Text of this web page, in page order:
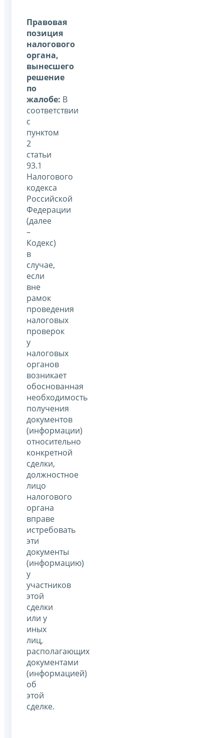
Правовая
позиция
налогового
органа,
вынесшего
решение
по
жалобе: В
соответствии
с
пунктом
2
статьи
93.1
Налогового
кодекса
Российской
Федерации
(далее
–
Кодекс)
в
случае,
если
вне
рамок
проведения
налоговых
проверок
у
налоговых
органов
возникает
обоснованная
необходимость
получения
документов
(информации)
относительно
конкретной
сделки,
должностное
лицо
налогового
органа
вправе
истребовать
эти
документы
(информацию)
у
участников
этой
сделки
или у
иных
лиц,
располагающих
документами
(информацией)
об
этой
сделке.